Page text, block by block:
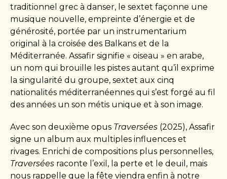
traditionnel grec à danser, le sextet façonne une
musique nouvelle, empreinte d’énergie et de
générosité, portée par un instrumentarium
original à la croisée des Balkans et de la
Méditerranée. Assafir signifie « oiseau » en arabe,
un nom qui brouille les pistes autant qu’il exprime
la singularité du groupe, sextet aux cinq
nationalités méditerranéennes qui s’est forgé au fil
des années un son métis unique et à son image.
Avec son deuxième opus Traversées (2025), Assafir
signe un album aux multiples influences et
rivages. Enrichi de compositions plus personnelles,
Traversées raconte l’exil, la perte et le deuil, mais
nous rappelle que la fête viendra enfin à notre